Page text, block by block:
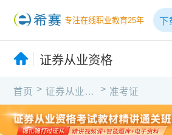
专注在线职业教育25年 下
证券从业资格
首页 > 证券从业资格 > 准考证